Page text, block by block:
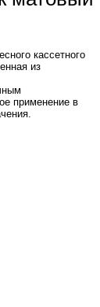
кассетного
из
применение в